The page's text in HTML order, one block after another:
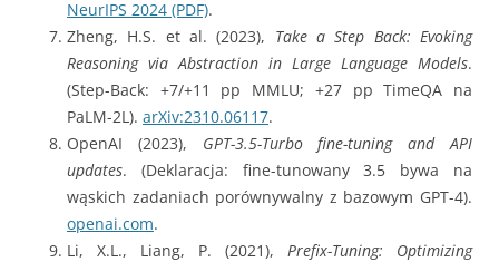
NeurIPS 2024 (PDF).
Zheng, H.S. et al. (2023), Take a Step Back: Evoking
Reasoning via Abstraction in Large Language Models.
(Step-Back: +7/+11 pp MMLU; +27 pp TimeQA na
PaLM-2L). arXiv:2310.06117.
OpenAI (2023), GPT-3.5-Turbo fine-tuning and API
updates. (Deklaracja: fine-tunowany 3.5 bywa na
wąskich zadaniach porównywalny z bazowym GPT-4).
openai.com.
Li, X.L., Liang, P. (2021), Prefix-Tuning: Optimizing